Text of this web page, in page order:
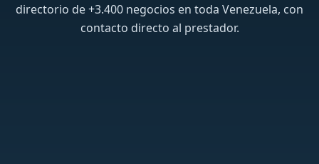
directorio de +3.400 negocios en toda Venezuela, con
contacto directo al prestador.